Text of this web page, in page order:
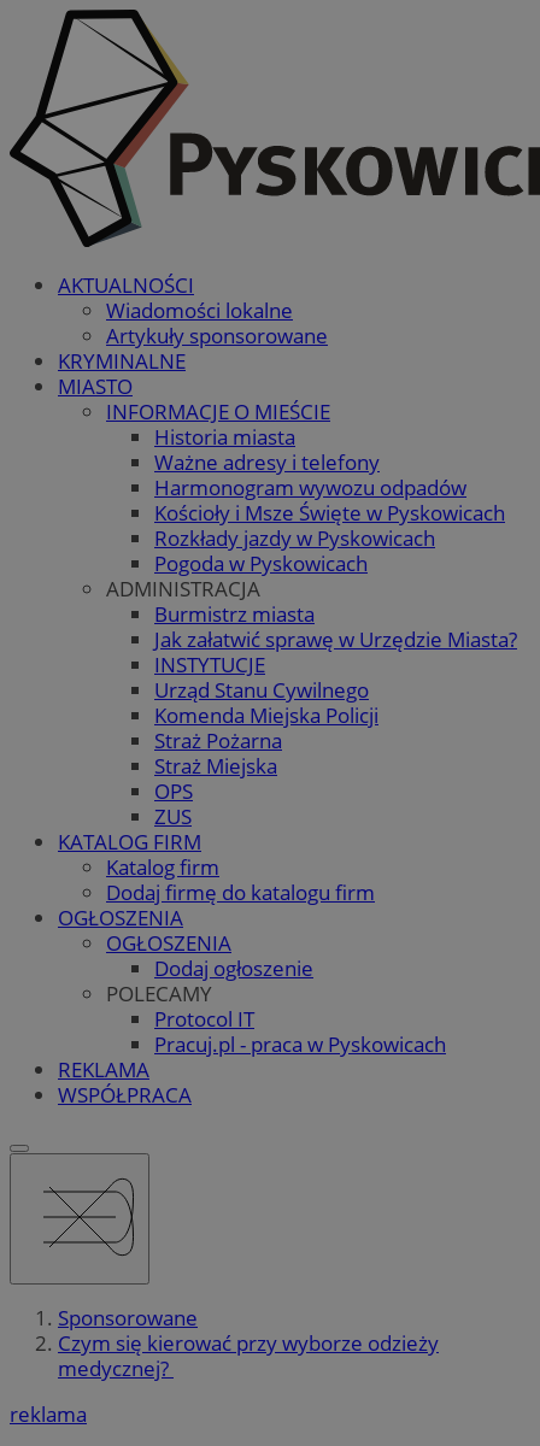
AKTUALNOŚCI
Wiadomości lokalne
Artykuły sponsorowane
KRYMINALNE
MIASTO
INFORMACJE O MIEŚCIE
Historia miasta
Ważne adresy i telefony
Harmonogram wywozu odpadów
Kościoły i Msze Święte w Pyskowicach
Rozkłady jazdy w Pyskowicach
Pogoda w Pyskowicach
ADMINISTRACJA
Burmistrz miasta
Jak załatwić sprawę w Urzędzie Miasta?
INSTYTUCJE
Urząd Stanu Cywilnego
Komenda Miejska Policji
Straż Pożarna
Straż Miejska
OPS
ZUS
KATALOG FIRM
Katalog firm
Dodaj firmę do katalogu firm
OGŁOSZENIA
OGŁOSZENIA
Dodaj ogłoszenie
POLECAMY
Protocol IT
Pracuj.pl - praca w Pyskowicach
REKLAMA
WSPÓŁPRACA
Sponsorowane
Czym się kierować przy wyborze odzieży
medycznej?
reklama